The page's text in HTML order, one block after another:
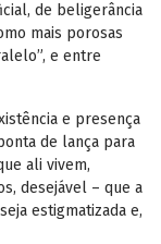
de beligerância
mais porosas
e entre
e presença
de lança para
ali vivem,
desejável – que a
estigmatizada e,